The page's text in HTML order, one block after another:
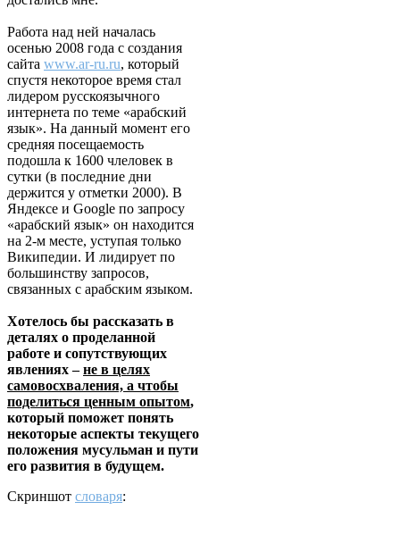
Работа над ней началась
осенью 2008 года с создания
сайта www.ar-ru.ru, который
спустя некоторое время стал
лидером русскоязычного
интернета по теме «арабский
язык». На данный момент его
средняя посещаемость
подошла к 1600 члеловек в
сутки (в последние дни
держится у отметки 2000). В
Яндексе и Google по запросу
«арабский язык» он находится
на 2-м месте, уступая только
Википедии. И лидирует по
большинству запросов,
связанных с арабским языком.
Хотелось бы рассказать в
деталях о проделанной
работе и сопутствующих
явлениях –не в целях
самовосхваления, а чтобы
поделиться ценным опытом,
который поможет понять
некоторые аспекты текущего
положения мусульман и пути
его развития в будущем.
Скриншот словаря: